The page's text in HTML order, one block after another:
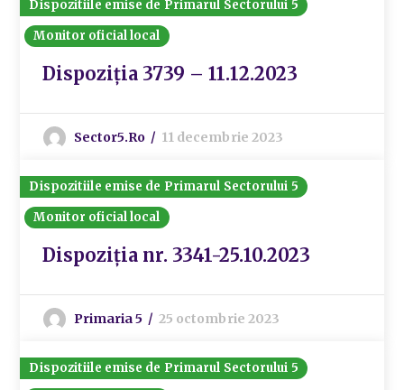
Dispozitiile emise de Primarul Sectorului 5
Monitor oficial local
Dispoziția 3739 – 11.12.2023
Sector5.ro 11 decembrie 2023
Dispozitiile emise de Primarul Sectorului 5
Monitor oficial local
Dispoziția nr. 3341-25.10.2023
Primaria 5 25 octombrie 2023
Dispozitiile emise de Primarul Sectorului 5